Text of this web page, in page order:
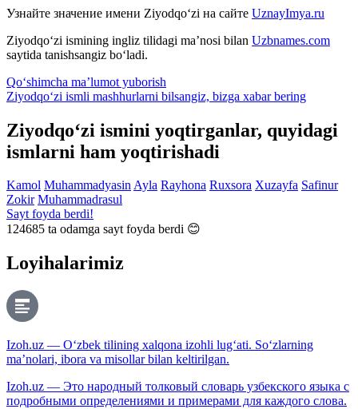
Узнайте значение имени Ziyodqo‘zi на сайте UznayImya.ru
Ziyodqo‘zi ismining ingliz tilidagi ma’nosi bilan Uzbnames.com
saytida tanishsangiz bo‘ladi.
Qo‘shimcha ma’lumot yuborish
Ziyodqo‘zi ismli mashhurlarni bilsangiz, bizga xabar bering
Ziyodqo‘zi ismini yoqtirganlar, quyidagi
ismlarni ham yoqtirishadi
Kamol MuhammadyasinAyla Rayhona Ruxsora Xuzayfa Safinur
Zokir Muhammadrasul
Sayt foyda berdi!
124685 ta odamga sayt foyda berdi 😊
Loyihalarimiz
Izoh.uz — O‘zbek tilining xalqona izohli lug‘ati. So‘zlarning
ma’nolari, ibora va misollar bilan keltirilgan.
Izoh.uz — Это народный толковый словарь узбекского языка с
подробными определениями и примерами для каждого слова.